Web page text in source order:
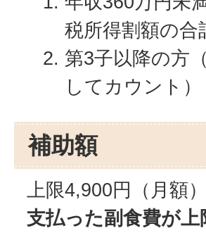
税所得割額の合
第3子以降の方
してカウント）
補助額
上限4,900円（月額）
支払った副食費が